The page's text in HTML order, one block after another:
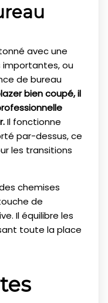
avec une
importantes, ou
de bureau
bien coupé, il
Il fonctionne
par-dessus, ce
les transitions
chemises
de
Il équilibre les
toute la place